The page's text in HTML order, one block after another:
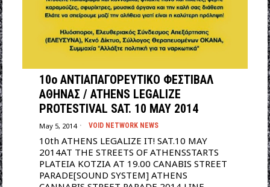
10o ΑΝΤΙΑΠΑΓΟΡΕΥΤΙΚΟ ΦΕΣΤΙΒΑΛ
ΑΘΗΝΑΣ / ATHENS LEGALIZE
PROTESTIVAL SAT. 10 MAY 2014
May 5, 2014 VOID NETWORK NEWS
10th ATHENS LEGALIZE IT! SAT.10 MAY
2014AT THE STREETS OF ATHENSSTARTS
PLATEIA KOTZIA AT 19.00 CANABIS STREET
PARADE[SOUND SYSTEM] ATHENS